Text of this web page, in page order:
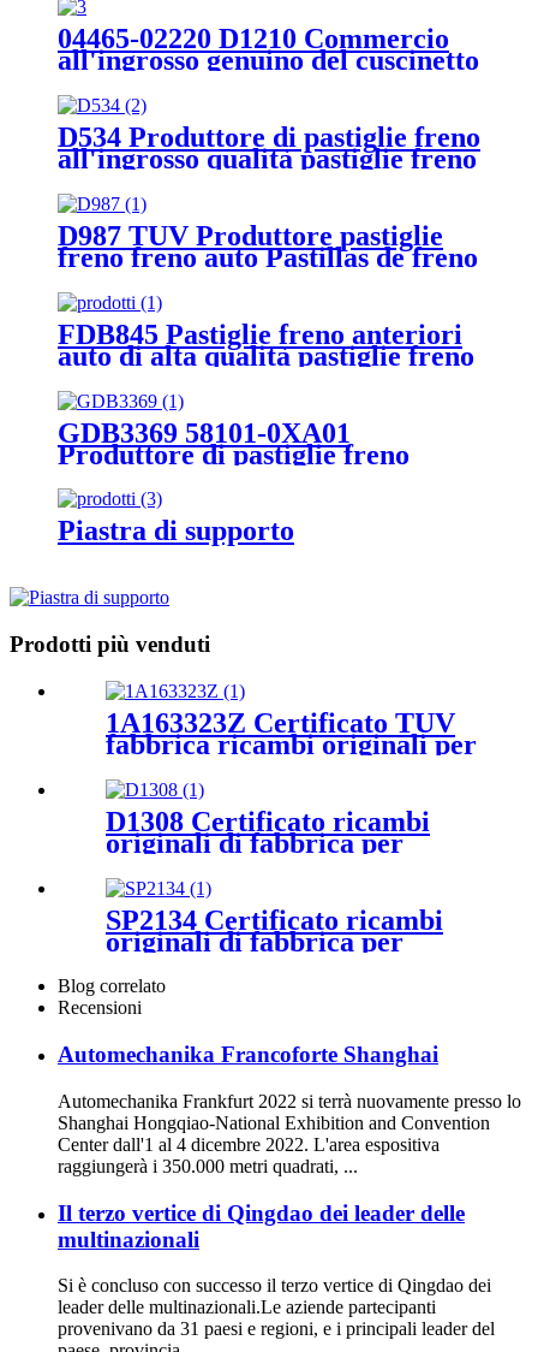
04465-02220 D1210 Commercio
all'ingrosso genuino del cuscinetto
del freno automatico della
fabbrica del freno della Cina per
il cuscinetto del freno delle
automobili di toyota corolla
D534 Produttore di pastiglie freno
all'ingrosso qualità pastiglie freno
a disco per MITSUBISHI
D987 TUV Produttore pastiglie
freno freno auto Pastillas de freno
ceramica
FDB845 Pastiglie freno anteriori
auto di alta qualità pastiglie freno
all'ingrosso in fabbrica per
renault
GDB3369 58101-0XA01
Produttore di pastiglie freno
all'ingrosso qualità pastiglie freno
a disco per Hyundai
Piastra di supporto
Prodotti più venduti
1A163323Z Certificato TUV
fabbrica ricambi originali per
MAZDA AZ WAGON MJ21S
660
D1308 Certificato ricambi
originali di fabbrica per
BMW MINI Cooper
SP2134 Certificato ricambi
originali di fabbrica per
TIGGO FL 2.0 AWD
Blog correlato
Recensioni
Automechanika Francoforte Shanghai
Automechanika Frankfurt 2022 si terrà nuovamente presso lo
Shanghai Hongqiao-National Exhibition and Convention
Center dall'1 al 4 dicembre 2022. L'area espositiva
raggiungerà i 350.000 metri quadrati, ...
Il terzo vertice di Qingdao dei leader delle
multinazionali
Si è concluso con successo il terzo vertice di Qingdao dei
leader delle multinazionali.Le aziende partecipanti
provenivano da 31 paesi e regioni, e i principali leader del